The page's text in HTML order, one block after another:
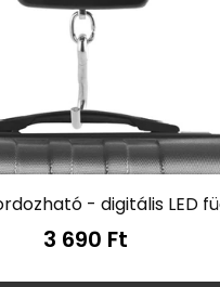
- digitális LED
3 690 Ft